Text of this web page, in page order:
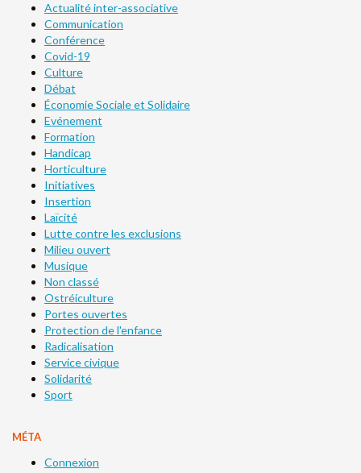
Actualité inter-associative
Communication
Conférence
Covid-19
Culture
Débat
Économie Sociale et Solidaire
Evénement
Formation
Handicap
Horticulture
Initiatives
Insertion
Laïcité
Lutte contre les exclusions
Milieu ouvert
Musique
Non classé
Ostréiculture
Portes ouvertes
Protection de l'enfance
Radicalisation
Service civique
Solidarité
Sport
MÉTA
Connexion